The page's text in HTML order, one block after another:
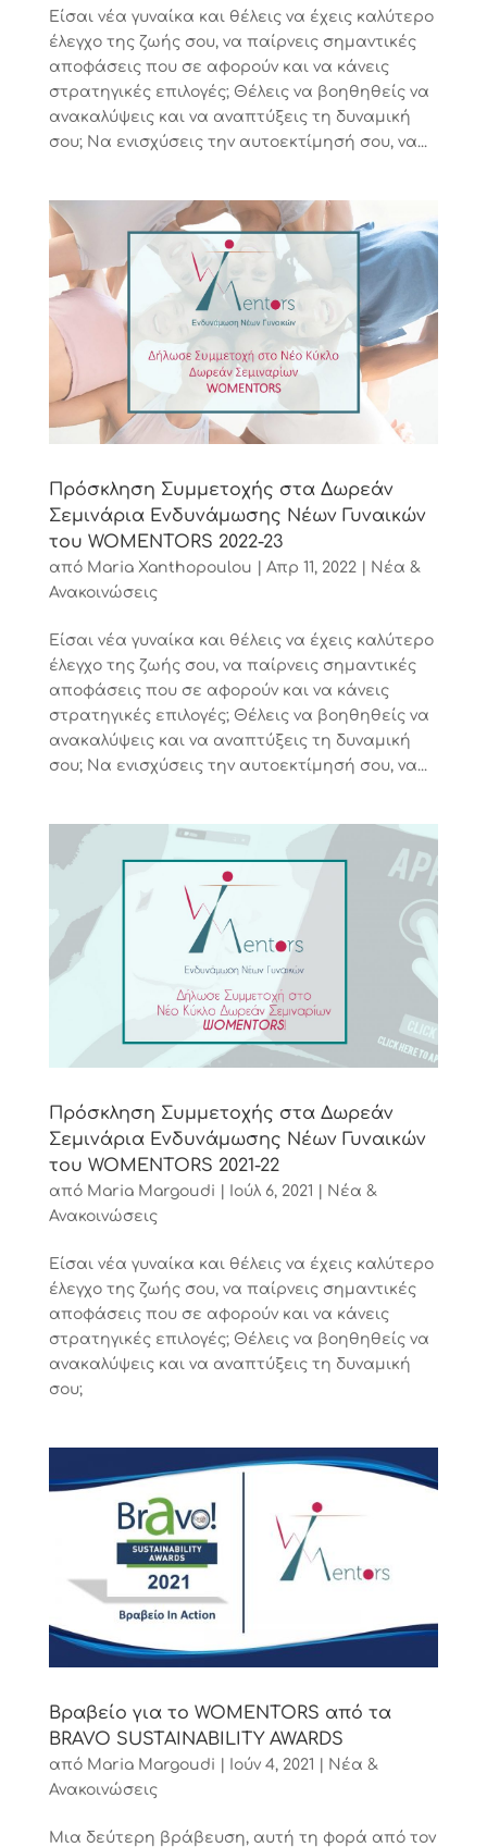
Είσαι νέα γυναίκα και θέλεις να έχεις καλύτερο
έλεγχο της ζωής σου, να παίρνεις σημαντικές
αποφάσεις που σε αφορούν και να κάνεις
στρατηγικές επιλογές; Θέλεις να βοηθηθείς να
ανακαλύψεις και να αναπτύξεις τη δυναμική
σου; Να ενισχύσεις την αυτοεκτίμησή σου, να...
Πρόσκληση Συμμετοχής στα Δωρεάν
Σεμινάρια Ενδυνάμωσης Νέων Γυναικών
του WOMENTORS 2022-23
από Maria Xanthopoulou Απρ 11, 2022|
Νέα &
Ανακοινώσεις
Είσαι νέα γυναίκα και θέλεις να έχεις καλύτερο
έλεγχο της ζωής σου, να παίρνεις σημαντικές
αποφάσεις που σε αφορούν και να κάνεις
στρατηγικές επιλογές; Θέλεις να βοηθηθείς να
ανακαλύψεις και να αναπτύξεις τη δυναμική
σου; Να ενισχύσεις την αυτοεκτίμησή σου, να...
Πρόσκληση Συμμετοχής στα Δωρεάν
Σεμινάρια Ενδυνάμωσης Νέων Γυναικών
του WOMENTORS 2021-22
από Maria Margoudi Ιούλ 6, 2021
Νέα &
Ανακοινώσεις
Είσαι νέα γυναίκα και θέλεις να έχεις καλύτερο
έλεγχο της ζωής σου, να παίρνεις σημαντικές
αποφάσεις που σε αφορούν και να κάνεις
στρατηγικές επιλογές; Θέλεις να βοηθηθείς να
ανακαλύψεις και να αναπτύξεις τη δυναμική
σου;
Βραβείο για το WOMENTORS από τα
BRAVO SUSTAINABILITY AWARDS
από Maria Margoudi | Ιούν 4, 2021 | Νέα &
Ανακοινώσεις
Μια δεύτερη βράβευση, αυτή τη φορά από τoν